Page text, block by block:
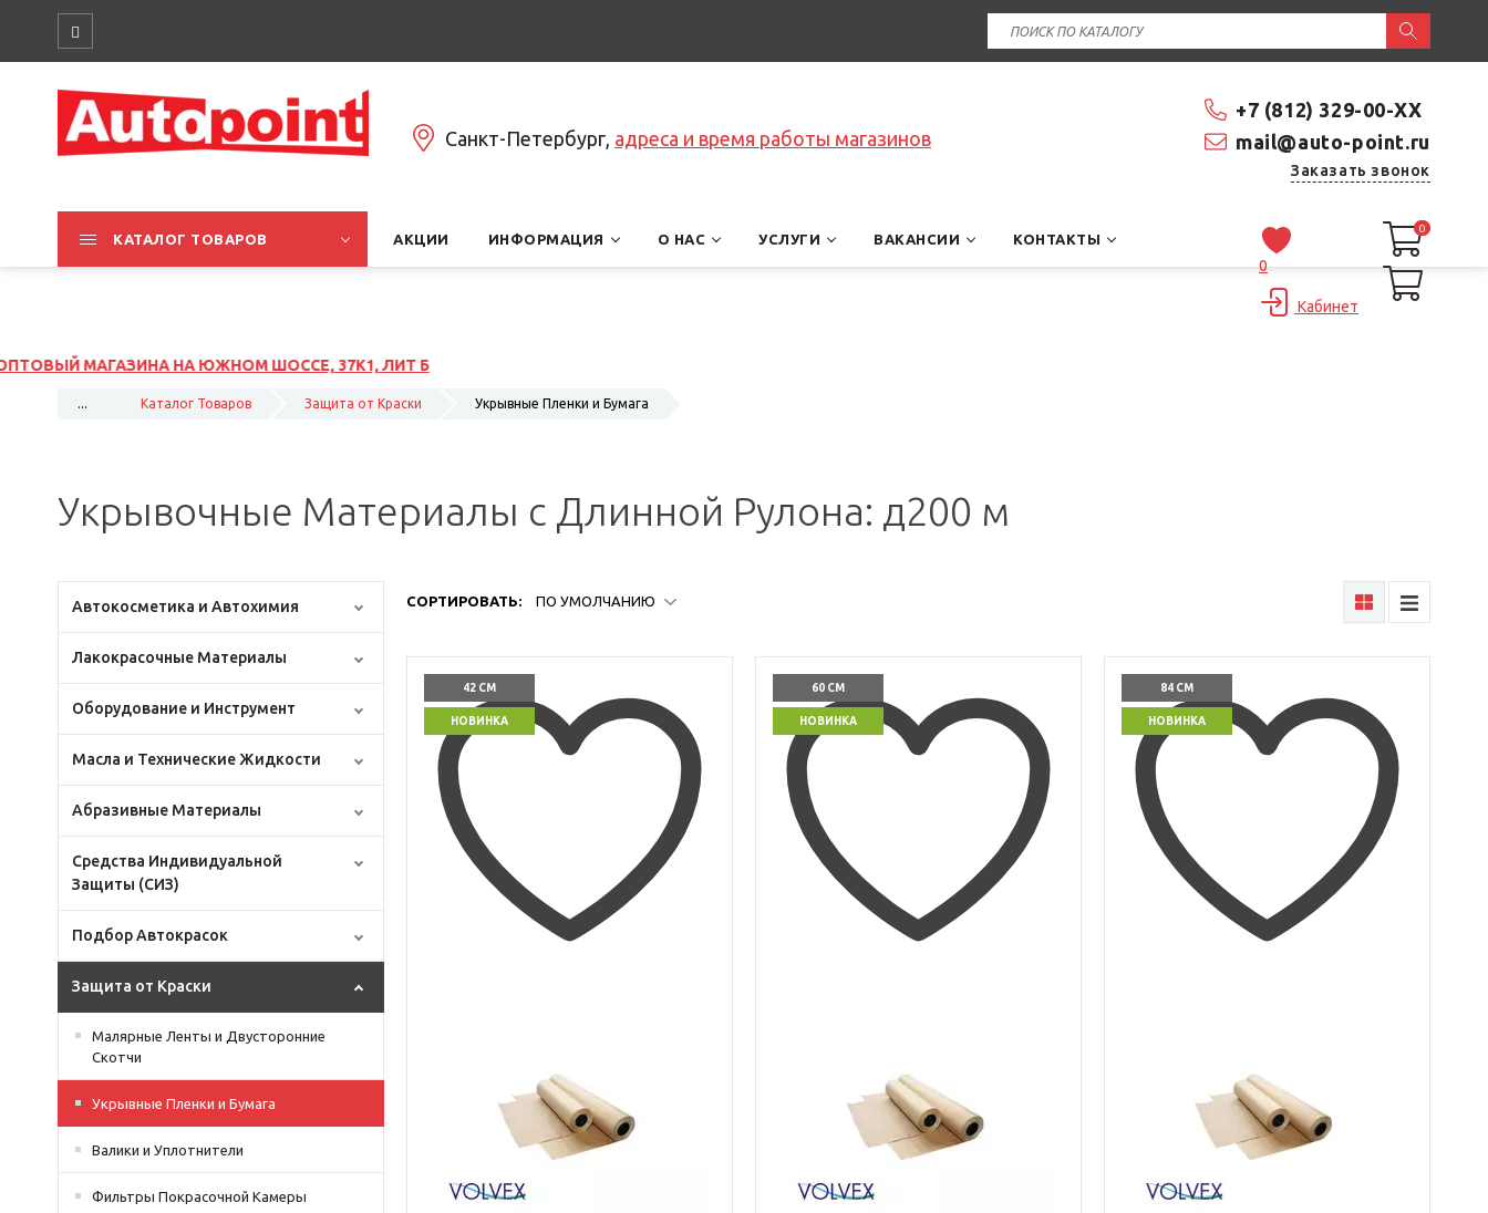
+7 (812) 329-00-XX
mail@auto-point.ru
Заказать звонок
Санкт-Петербург, адреса и время работы магазинов
КАТАЛОГ ТОВАРОВ АКЦИИ ИНФОРМАЦИЯ О НАС УСЛУГИ ВАКАНСИИ КОНТАКТЫ
0
Кабинет
0
0
ШОССЕ, 37К1, ЛИТ Б
... Каталог Товаров Защита от Краски Укрывные Пленки и Бумага
Укрывочные Материалы с Длинной Рулона: д200 м
Автокосметика и Автохимия
Лакокрасочные Материалы
Оборудование и Инструмент
Масла и Технические Жидкости
Абразивные Материалы
Средства Индивидуальной
Защиты (СИЗ)
Подбор Автокрасок
Защита от Краски
Малярные Ленты и Двусторонние
Скотчи
Укрывные Пленки и Бумага
Валики и Уплотнители
Фильтры Покрасочной Камеры
СОРТИРОВАТЬ: ПО УМОЛЧАНИЮ
42 СМ
НОВИНКА
60 СМ
НОВИНКА
84 СМ
НОВИНКА